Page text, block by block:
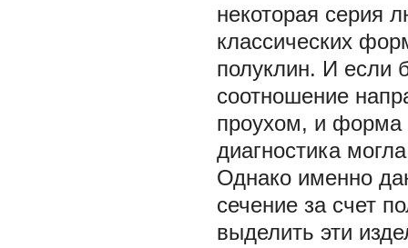
некоторая серия
классических
полуклин. И если
соотношение
проухом, и форма
диагностика
Однако именно
сечение за счет
выделить эти